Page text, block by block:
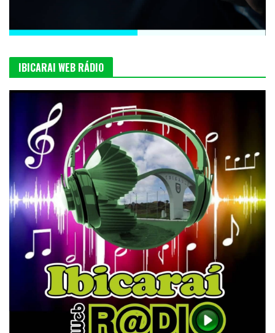
IBICARAI WEB RÁDIO